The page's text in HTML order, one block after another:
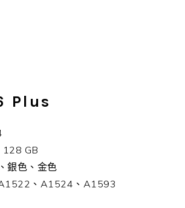
Plus
GB
銀色、金色
、A1524、A1593